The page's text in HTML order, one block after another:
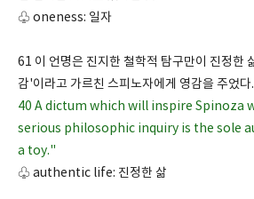
♧ oneness: 일자
61 이 언명은 진지한 철학적 탐구만이 진정한
감'이라고 가르친 스피노자에게 영감을 주었다.
40 A dictum which will inspire Spinoza
serious philosophic inquiry is the sole
a toy."
♧ authentic life: 진정한 삶